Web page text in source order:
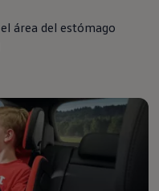
el área del estómago